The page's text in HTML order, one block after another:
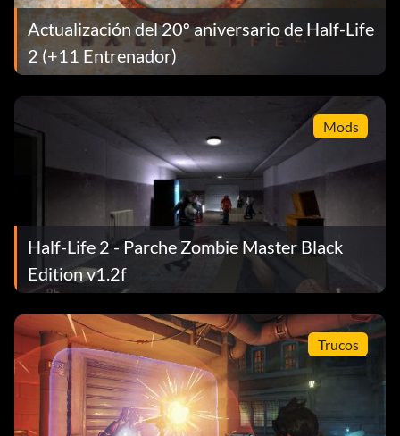
Actualización del 20º aniversario de Half-Life
2 (+11 Entrenador)
Mods
Half-Life 2 - Parche Zombie Master Black
Edition v1.2f
Trucos